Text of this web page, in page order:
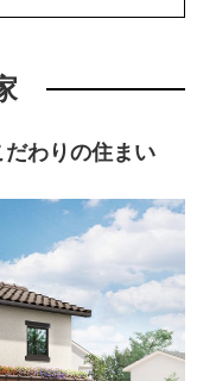
だわりの住まい